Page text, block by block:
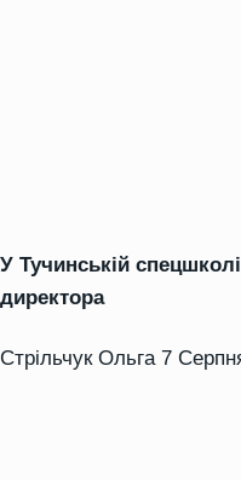
У Тучинській
директора
Стрільчук Ольга 7